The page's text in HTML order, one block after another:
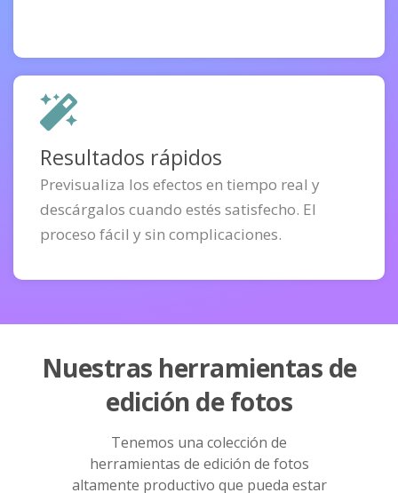
Resultados rápidos
Previsualiza los efectos en tiempo real y
descárgalos cuando estés satisfecho. El
proceso fácil y sin complicaciones.
Nuestras herramientas de
edición de fotos
Tenemos una colección de
herramientas de edición de fotos
altamente productivo que pueda estar